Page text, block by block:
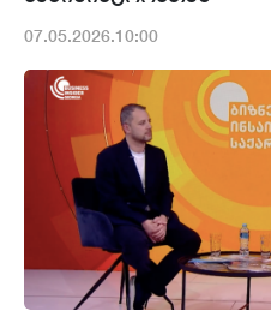
07.05.2026.10:00